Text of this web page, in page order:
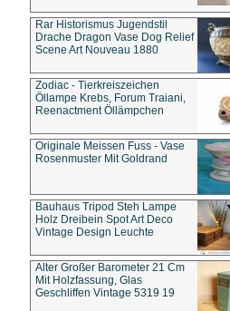
Rar Historismus Jugendstil
Drache Dragon Vase Dog Relief
Scene Art Nouveau 1880
Zodiac - Tierkreiszeichen
Öllampe Krebs, Forum Traiani,
Reenactment Öllämpchen
Originale Meissen Fuss - Vase
Rosenmuster Mit Goldrand
Bauhaus Tripod Steh Lampe
Holz Dreibein Spot Art Deco
Vintage Design Leuchte
Alter Großer Barometer 21 Cm
Mit Holzfassung, Glas
Geschliffen Vintage 5319 19